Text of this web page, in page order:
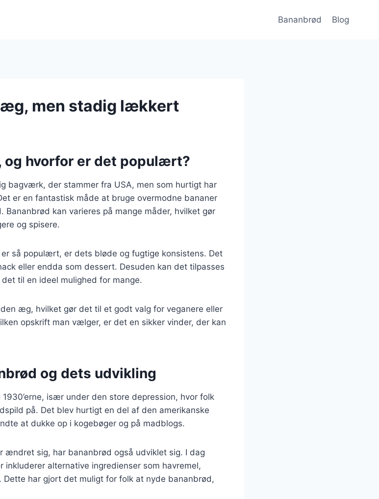
Bananbrød Blog
men stadig lækkert
og hvorfor er det populært?
bagværk, der stammer fra USA, men som hurtigt har
er en fantastisk måde at bruge overmodne bananer
Bananbrød kan varieres på mange måder, hvilket gør
og spisere.
så populært, er dets bløde og fugtige konsistens. Det
eller endda som dessert. Desuden kan det tilpasses
til en ideel mulighed for mange.
æg, hvilket gør det til et godt valg for veganere eller
opskrift man vælger, er det en sikker vinder, der kan
og dets udvikling
især under den store depression, hvor folk
på. Det blev hurtigt en del af den amerikanske
at dukke op i kogebøger og på madblogs.
ændret sig, har bananbrød også udviklet sig. I dag
inkluderer alternative ingredienser som havremel,
Dette har gjort det muligt for folk at nyde bananbrød,